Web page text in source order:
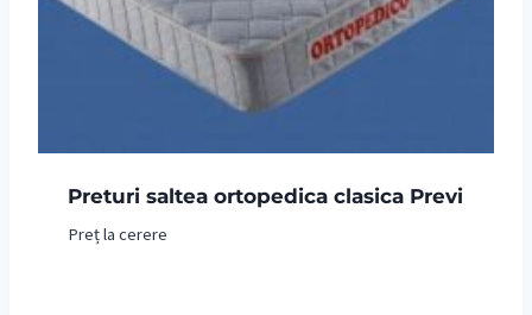
Preturi saltea ortopedica clasica Previ
Preț la cerere